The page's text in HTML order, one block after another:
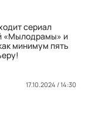
сериал
«Мылодрамы» и
минимум пять
17.10.2024 / 14:30